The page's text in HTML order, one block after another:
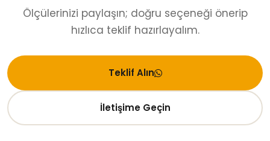
Ölçülerinizi paylaşın; doğru seçeneği önerip
hızlıca teklif hazırlayalım.
Teklif Alın
İletişime Geçin